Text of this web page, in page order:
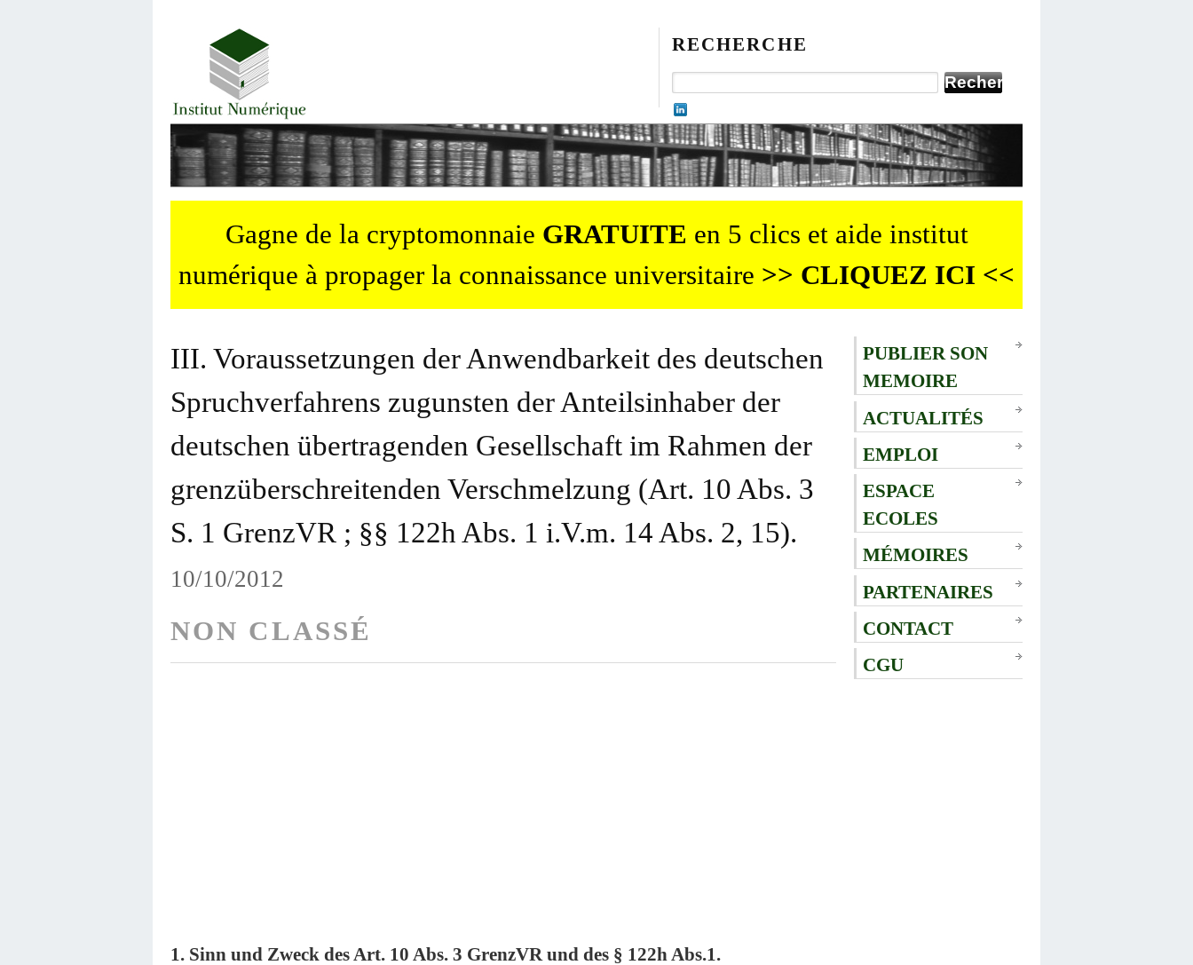
RECHERCHE
Gagne de la cryptomonnaie GRATUITE en 5 clics et aide institut
numérique à propager la connaissance universitaire >> CLIQUEZ ICI <<
III. Voraussetzungen der Anwendbarkeit des deutschen
Spruchverfahrens zugunsten der Anteilsinhaber der
deutschen übertragenden Gesellschaft im Rahmen der
grenzüberschreitenden Verschmelzung (Art. 10 Abs. 3
S. 1 GrenzVR ; §§ 122h Abs. 1 i.V.m. 14 Abs. 2, 15).
10/10/2012
NON CLASSÉ
1. Sinn und Zweck des Art. 10 Abs. 3 GrenzVR und des § 122h Abs.1.
PUBLIER SON
MEMOIRE
ACTUALITÉS
EMPLOI
ESPACE
ECOLES
MÉMOIRES
PARTENAIRES
CONTACT
CGU